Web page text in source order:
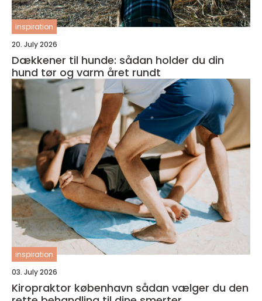
inspiration
20. July 2026
Dækkener til hunde: sådan holder du din
hund tør og varm året rundt
inspiration
03. July 2026
Kiropraktor københavn sådan vælger du den